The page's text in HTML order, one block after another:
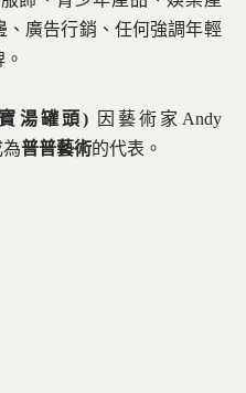
、廣告行銷、任何強調年輕
寶湯罐頭) 因藝術家Andy
為普普藝術的代表。